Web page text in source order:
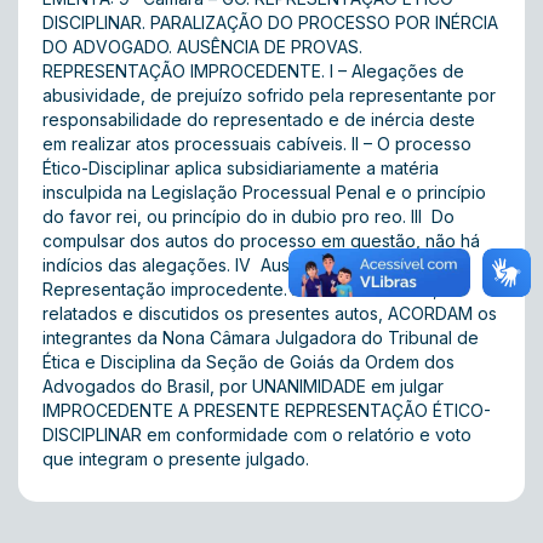
DISCIPLINAR. PARALIZAÇÃO DO PROCESSO POR INÉRCIA
DO ADVOGADO. AUSÊNCIA DE PROVAS.
REPRESENTAÇÃO IMPROCEDENTE. I – Alegações de
abusividade, de prejuízo sofrido pela representante por
responsabilidade do representado e de inércia deste
em realizar atos processuais cabíveis. II – O processo
Ético-Disciplinar aplica subsidiariamente a matéria
insculpida na Legislação Processual Penal e o princípio
do favor rei, ou princípio do in dubio pro reo. III  Do
compulsar dos autos do processo em questão, não há
indícios das alegações. IV  Ausência de provas. V –
Representação improcedente. ACÓRDÃO: Vistos,
relatados e discutidos os presentes autos, ACORDAM os
integrantes da Nona Câmara Julgadora do Tribunal de
Ética e Disciplina da Seção de Goiás da Ordem dos
Advogados do Brasil, por UNANIMIDADE em julgar
IMPROCEDENTE A PRESENTE REPRESENTAÇÃO ÉTICO-
DISCIPLINAR em conformidade com o relatório e voto
que integram o presente julgado.